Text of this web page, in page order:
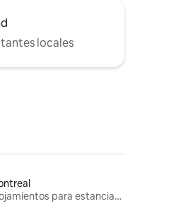
locales
Alojamientos para estancias largas